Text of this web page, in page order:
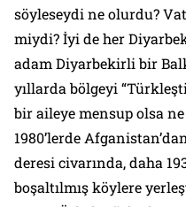
söyleseydi ne olurdu?
miydi? İyi de her
adam Diyarbekirli bir
yıllarda bölgeyi
bir aileye mensup olsa
1980’lerde
deresi civarında, daha
boşaltılmış köylere